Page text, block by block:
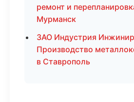
ремонт и
Мурманск
ЗАО Индустрия
Производство
в Ставрополь